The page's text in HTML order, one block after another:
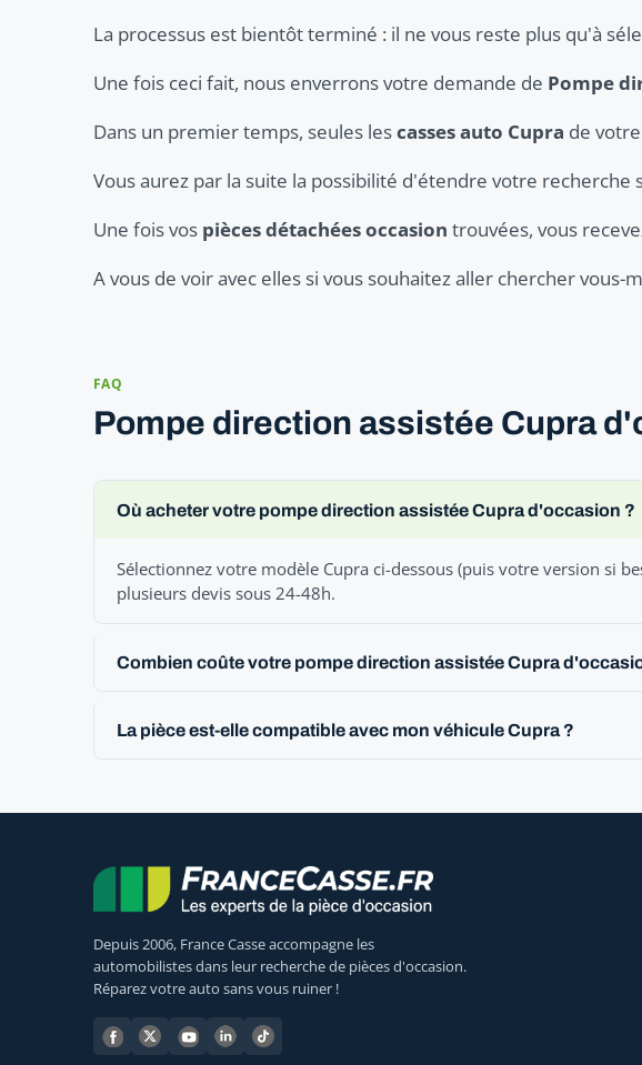
La processus est bientôt terminé : il ne vous reste plus qu'à
Une fois ceci fait, nous enverrons votre demande de Pompe
Dans un premier temps, seules lescasses auto Cupra de
Vous aurez par la suite la possibilité d'étendre votre
Une fois vos pièces détachées occasion trouvées, vous
A vous de voir avec elles si vous souhaitez aller chercher
FAQ
Pompe direction assistée Cupra
Où acheter votre pompe direction assistée Cupra d'occasion ?
Sélectionnez votre modèle Cupra ci-dessous (puis votre version si
plusieurs devis sous 24-48h.
Combien coûte votre pompe direction assistée Cupra
La pièce est-elle compatible avec mon véhicule Cupra ?
Depuis 2006, France Casse accompagne les
automobilistes dans leur recherche de pièces d'occasion.
Réparez votre auto sans vous ruiner !